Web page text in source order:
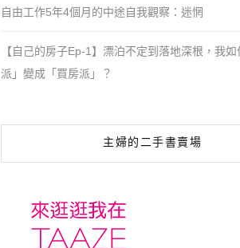
自由工作5年4個月的中途自我觀察：迷惘
【自己的房子Ep-1】漂泊不定到落地深根，我
派」變成「買房派」？
主婦的二手書賣場